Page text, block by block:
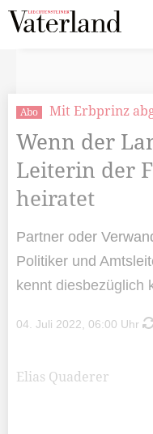
Abo Mit Erbprinz
Wenn der
Leiterin der
heiratet
Partner oder
Politiker und
kennt diesbezüglich
04. Juli 2022, 06:00 Uhr
Elias Quaderer